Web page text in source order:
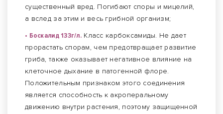
существенный вред. Погибают споры и мицелий,
а вслед за этим и весь грибной организм;
• Боскалид 133г/л. Класс карбоксамиды. Не дает
прорастать спорам, чем предотвращает развитие
гриба, также оказывает негативное влияние на
клеточное дыхание в патогенной флоре.
Положительным признаком этого соединения
является способность к акроперальному
движению внутри растения, поэтому защищенной